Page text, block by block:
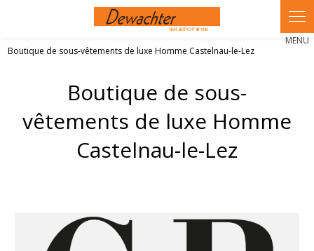
Boutique de sous-vêtements de luxe Homme Castelnau-le-Lez
Boutique de sous-
vêtements de luxe Homme
Castelnau-le-Lez
Panneau de gestion des cookies